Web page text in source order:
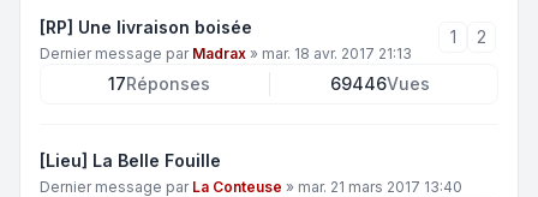
[RP] Une livraison boisée
Dernier message par Madrax » mar. 18 avr. 2017 21:13
1 2
17Réponses 69446Vues
[Lieu] La Belle Fouille
Dernier message par La Conteuse » mar. 21 mars 2017 13:40